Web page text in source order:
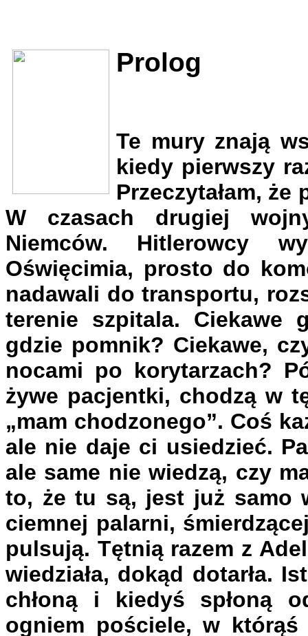
Prolog
Te mury znają
kiedy pierwszy
Przeczytałam,
W czasach drugiej
Niemców. Hitlerowcy
Oświęcimia, prosto do
nadawali do transportu,
terenie szpitala. Ciekawe
gdzie pomnik? Ciekawe,
nocami po korytarzach?
żywe pacjentki, chodzą w
„mam chodzonego”. Coś
ale nie daje ci usiedzieć.
ale same nie wiedzą, czy
to, że tu są, jest już samo
ciemnej palarni,
pulsują. Tętnią razem z
wiedziała, dokąd dotarła.
chłoną i kiedyś spłoną
ogniem pościele, w